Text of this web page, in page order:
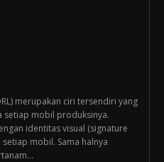
merupakan ciri tersendiri yang
mobil produksinya.
identitas visual (signature
mobil. Sama halnya